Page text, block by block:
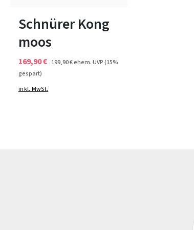
Schnürer Kong
moos
169,90 € 199,90 €ehem. UVP(15%
gespart)
inkl. MwSt.